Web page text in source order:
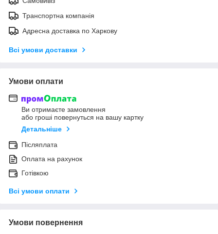
Транспортна компанія
Адресна доставка по Харкову
Всі умови доставки
Умови оплати
Ви отримаєте замовлення
або гроші повернуться на вашу картку
Детальніше
Післяплата
Оплата на рахунок
Готівкою
Всі умови оплати
Умови повернення